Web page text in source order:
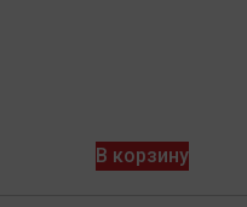
В корзину